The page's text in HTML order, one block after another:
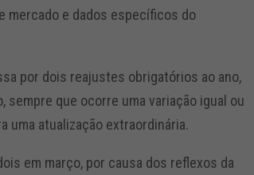
mercado e dados específicos do
por dois reajustes obrigatórios ao ano,
sempre que ocorre uma variação igual ou
uma atualização extraordinária.
em março, por causa dos reflexos da